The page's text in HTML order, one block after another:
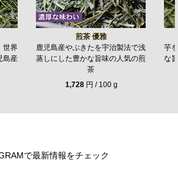
世界
島産
煎茶 優雅
鹿児島産やぶきたを宇治製法で浅
蒸しにした豊かな旨味の人気の煎
茶
1,728 円 / 100 g
芋
な
で最新情報をチェック